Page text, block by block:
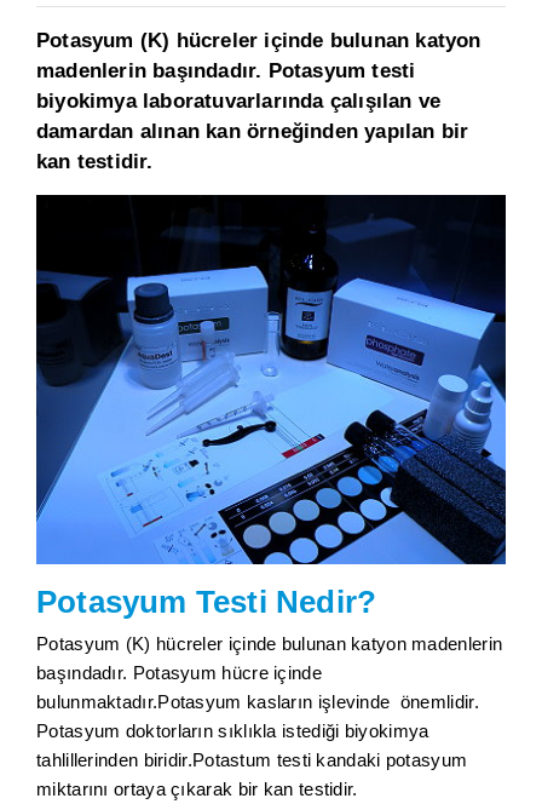
Potasyum (K) hücreler içinde bulunan katyon
madenlerin başındadır. Potasyum testi
biyokimya laboratuvarlarında çalışılan ve
damardan alınan kan örneğinden yapılan bir
kan testidir.
Potasyum Testi Nedir?
Potasyum (K) hücreler içinde bulunan katyon madenlerin
başındadır. Potasyum hücre içinde
bulunmaktadır.Potasyum kasların işlevinde önemlidir.
Potasyum doktorların sıklıkla istediği biyokimya
tahlillerinden biridir.Potastum testi kandaki potasyum
miktarını ortaya çıkarak bir kan testidir.